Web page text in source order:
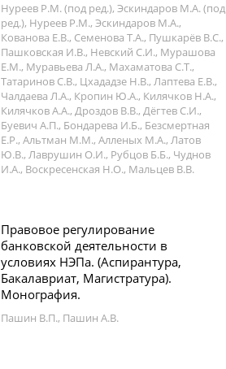
Нуреев Р.М. (под ред.), Эскиндаров М.А. (под
ред.), Нуреев Р.М., Эскиндаров М.А.,
Кованова Е.В., Семенова Т.А., Пушкарёв В.С.,
Пашковская И.В., Невский С.И., Мурашова
Е.М., Муравьева Л.А., Махаматова С.Т.,
Татаринов С.В., Цхададзе Н.В., Лаптева Е.В.,
Чалдаева Л.А., Кропин Ю.А., Килячков Н.А.,
Килячков А.А., Дроздов В.В., Дёгтев С.И.,
Буевич А.П., Бондарева И.Б., Безсмертная
Е.Р., Альтман М.М., Алленых М.А., Латов
Ю.В., Лаврушин О.И., Рубцов Б.Б., Чуднов
И.А., Воскресенская Н.О., Мальцев В.В.
Правовое регулирование
банковской деятельности в
условиях НЭПа. (Аспирантура,
Бакалавриат, Магистратура).
Монография.
Пашин В.П., Пашин А.В.